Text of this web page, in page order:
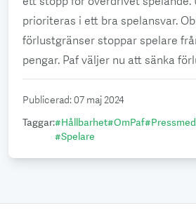
prioriteras i ett bra spelansvar.
förlustgränser stoppar spelare
pengar. Paf väljer nu att sänka
Publicerad:07 maj 2024
Taggar:#Hållbarhet#OmPaf#
#Spelare